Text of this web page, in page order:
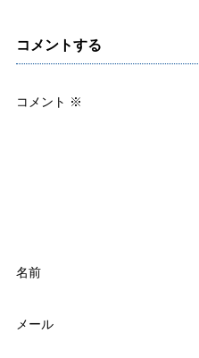
コメントする
コメント ※
名前
メール